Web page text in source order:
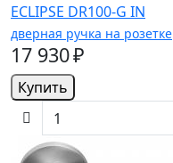
ECLIPSE DR100-G IN
дверная ручка на розетке
17 930 ₽
Купить